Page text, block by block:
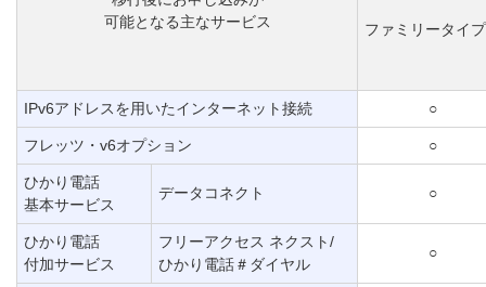
可能となる主なサービス
ファミリータイプ
IPv6アドレスを用いたインターネット接続 ○
フレッツ・v6オプション ○
ひかり電話
基本サービス
データコネクト ○
ひかり電話
付加サービス
フリーアクセス ネクスト/
ひかり電話＃ダイヤル
○